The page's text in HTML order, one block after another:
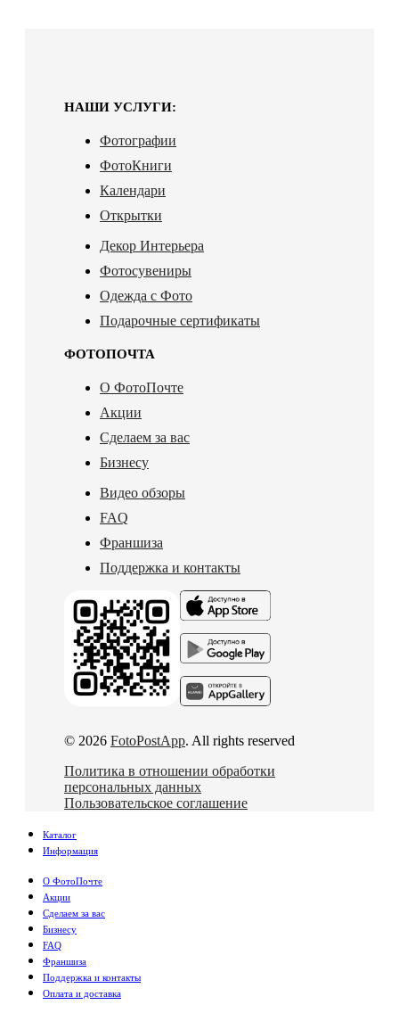
НАШИ УСЛУГИ:
Фотографии
ФотоКниги
Календари
Открытки
Декор Интерьера
Фотосувениры
Одежда с Фото
Подарочные сертификаты
ФОТОПОЧТА
О ФотоПочте
Акции
Сделаем за вас
Бизнесу
Видео обзоры
FAQ
Франшиза
Поддержка и контакты
© 2026 FotoPostApp. All rights reserved
Политика в отношении обработки
персональных данных
Пользовательское соглашение
Каталог
Информация
О ФотоПочте
Акции
Сделаем за вас
Бизнесу
FAQ
Франшиза
Поддержка и контакты
Оплата и доставка